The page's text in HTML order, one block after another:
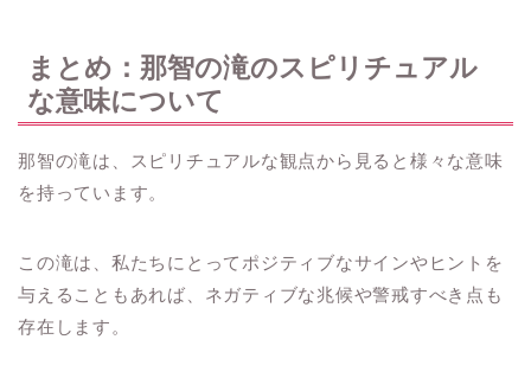
まとめ：那智の滝のスピリチュアル
な意味について
那智の滝は、スピリチュアルな観点から見ると様々な意味
を持っています。
この滝は、私たちにとってポジティブなサインやヒントを
与えることもあれば、ネガティブな兆候や警戒すべき点も
存在します。